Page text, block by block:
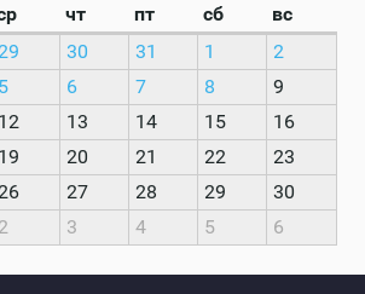
чт пт сб
вс
29 30 31 1
2
5 6 7 8
9
12 13 14 15
16
19 20 21 22
23
27 28 29
30
2 3 4 5 6